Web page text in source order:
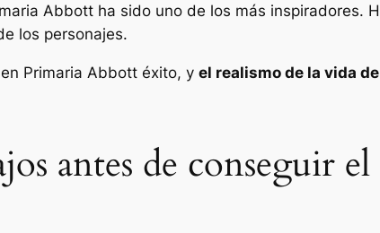
Abbott ha sido uno de los más inspiradores.
los personajes.
Primaria Abbott éxito, y el realismo de la vida
antes de conseguir